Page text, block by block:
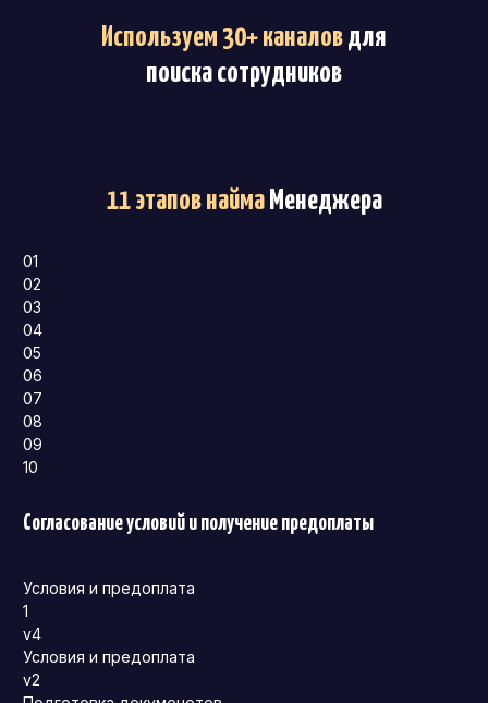
Используем 30+ каналовдля
поиска сотрудников
11 этапов найма Менеджера
01
02
03
04
05
06
07
08
09
10
Согласование условий и получение предоплаты
Условия и предоплата
1
v4
Условия и предоплата
v2